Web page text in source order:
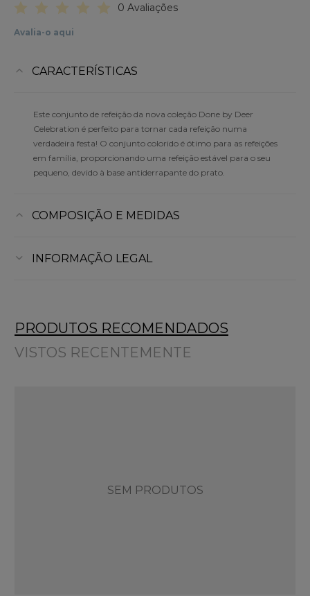
0 Avaliações
Avalia-o aqui
CARACTERÍSTICAS
Este conjunto de refeição da nova coleção Done by Deer
Celebration é perfeito para tornar cada refeição numa
verdadeira festa! O conjunto colorido é ótimo para as refeições
em família, proporcionando uma refeição estável para o seu
pequeno, devido à base antiderrapante do prato.
COMPOSIÇÃO E MEDIDAS
INFORMAÇÃO LEGAL
PRODUTOS RECOMENDADOS
VISTOS RECENTEMENTE
SEM PRODUTOS